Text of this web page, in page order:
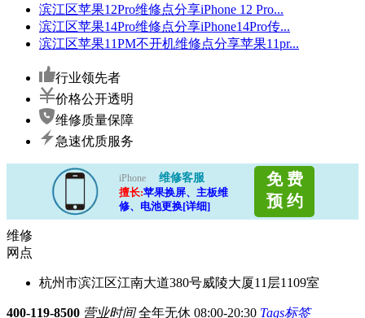
滨江区苹果12Pro维修点分享iPhone 12 Pro...
滨江区苹果14Pro维修点分享iPhone14Pro传...
滨江区苹果11PM不开机维修点分享苹果11pr...
行业领先者
价格公开透明
维修质量保障
急速优质服务
iPhone
维修客服
擅长:苹果换屏、主板维
修、电池更换[详细]
免 费
预 约
维修
网点
杭州市滨江区江南大道380号威陵大厦11层1109室
400-119-8500 营业时间 全年无休 08:00-20:30 Tags标签